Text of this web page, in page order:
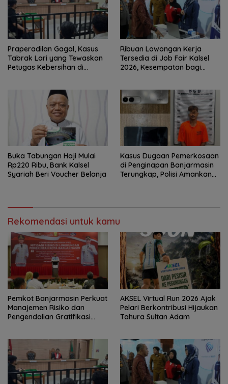
Praperadilan Gagal, Kasus
Tabrak Lari yang Tewaskan
Petugas Kebersihan di
Ribuan Lowongan Kerja
Tersedia di Job Fair Kalsel
2026, Kesempatan bagi
Buka Tabungan Haji Mulai
Rp220 Ribu, Bank Kalsel
Syariah Beri Voucher Belanja
Kasus Dugaan Pemerkosaan
di Penginapan Banjarmasin
Terungkap, Polisi Amankan
Rekomendasi untuk kamu
Pemkot Banjarmasin Perkuat
Manajemen Risiko dan
Pengendalian Gratifikasi
AKSEL Virtual Run 2026 Ajak
Pelari Berkontribusi Hijaukan
Tahura Sultan Adam